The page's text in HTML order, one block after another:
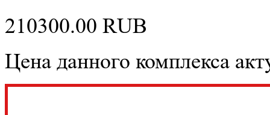
210300.00 RUB
Цена данного комплекса